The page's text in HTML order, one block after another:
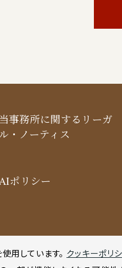
当事務所に関するリーガ
・ノーティス
ポリシー
使用しています。 クッキーポリ